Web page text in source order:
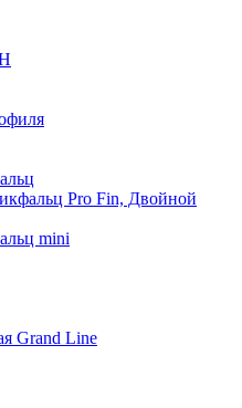
Pro Fin, Двойной
mini
Grand Line